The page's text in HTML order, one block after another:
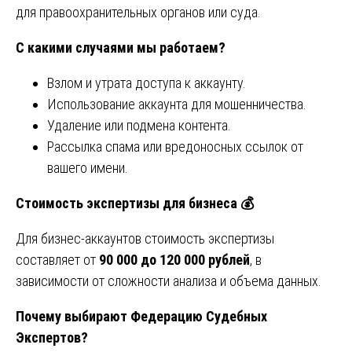
для правоохранительных органов или суда.
С какими случаями мы работаем?
Взлом и утрата доступа к аккаунту.
Использование аккаунта для мошенничества.
Удаление или подмена контента.
Рассылка спама или вредоносных ссылок от
вашего имени.
Стоимость экспертизы для бизнеса 💰
Для бизнес-аккаунтов стоимость экспертизы
составляет от 90 000 до 120 000 рублей, в
зависимости от сложности анализа и объема данных.
Почему выбирают Федерацию Судебных
Экспертов?